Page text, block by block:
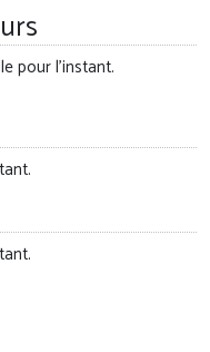
pour l'instant.